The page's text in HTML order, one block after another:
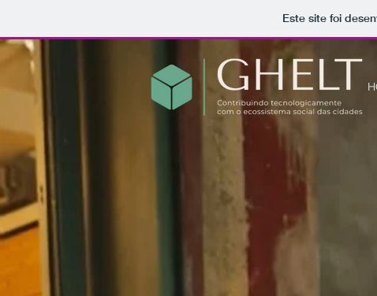
Este site foi